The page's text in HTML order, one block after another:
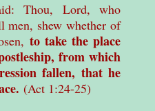
Thou, Lord, who
men, shew whether of
to take the place
from which
fallen, that he
(Act 1:24-25)